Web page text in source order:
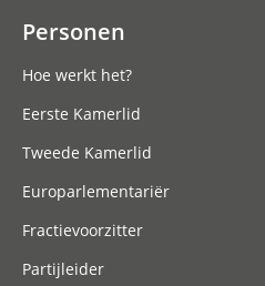
Personen
Hoe werkt het?
Eerste Kamerlid
Tweede Kamerlid
Europarlementariër
Fractievoorzitter
Partijleider